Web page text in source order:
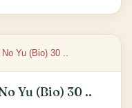
Yu (Bio) 30 ..